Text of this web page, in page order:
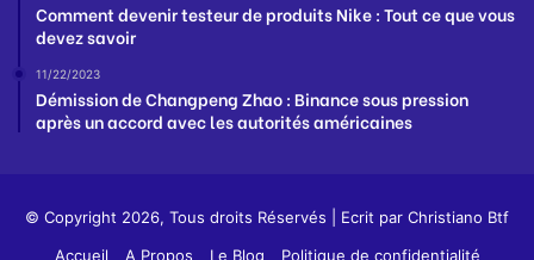
Comment devenir testeur de produits Nike : Tout ce que vous
devez savoir
11/22/2023
Démission de Changpeng Zhao : Binance sous pression
après un accord avec les autorités américaines
© Copyright 2026, Tous droits Réservés | Ecrit par Christiano Btf
Accueil
A Propos Le Blog Politique de confidentialité